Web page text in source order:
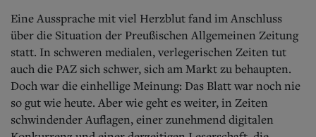
Eine Aussprache mit viel Herzblut fand im Anschluss
über die Situation der Preußischen Allgemeinen Zeitung
statt. In schweren medialen, verlegerischen Zeiten tut
auch die PAZ sich schwer, sich am Markt zu behaupten.
Doch war die einhellige Meinung: Das Blatt war noch nie
so gut wie heute. Aber wie geht es weiter, in Zeiten
schwindender Auflagen, einer zunehmend digitalen